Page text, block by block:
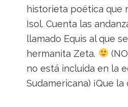
historieta poética que
Isol. Cuenta las
llamado Equis al que
hermanita Zeta.
no está incluida en la
Sudamericana) ¡Que